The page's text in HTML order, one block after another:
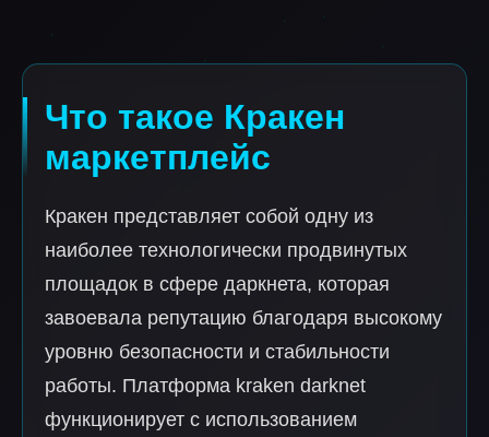
Что такое Кракен
маркетплейс
Кракен представляет собой одну из
наиболее технологически продвинутых
площадок в сфере даркнета, которая
завоевала репутацию благодаря высокому
уровню безопасности и стабильности
работы. Платформа kraken darknet
функционирует с использованием